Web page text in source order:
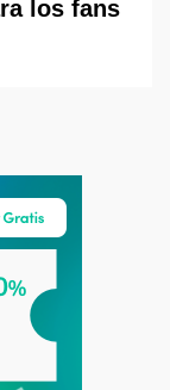
los fans